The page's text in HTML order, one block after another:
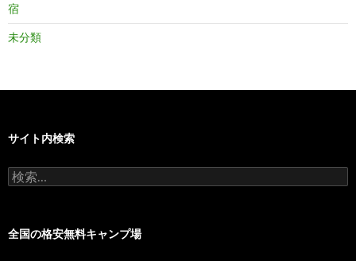
宿
未分類
サイト内検索
検
索
全国の格安無料キャンプ場